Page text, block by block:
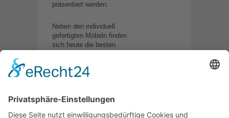
präsentiert werden.
Neben den individuell
gefertigten Möbeln finden
sich heute die besten
Showroom zum
„Kreativ-Werkbank“ wird mit